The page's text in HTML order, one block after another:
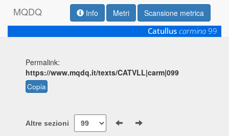
MQDQ Info Metri
Scansione metrica
Catullus carmina99
Permalink:
https://www.mqdq.it/texts/CATVLL|carm|099
Copia
Altre sezioni